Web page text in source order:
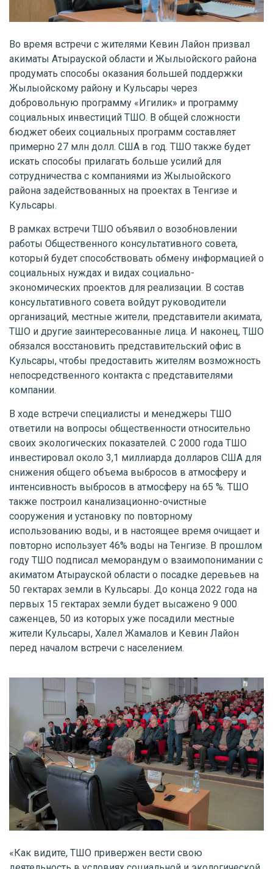
Во время встречи с жителями Кевин Лайон призвал
акиматы Атырауской области и Жылыойского района
продумать способы оказания большей поддержки
Жылыойскому району и Кульсары через
добровольную программу «Игилик» и программу
социальных инвестиций ТШО. В общей сложности
бюджет обеих социальных программ составляет
примерно 27 млн долл. США в год. ТШО также будет
искать способы прилагать больше усилий для
сотрудничества с компаниями из Жылыойского
района задействованных на проектах в Тенгизе и
Кульсары.
В рамках встречи ТШО объявил о возобновлении
работы Общественного консультативного совета,
который будет способствовать обмену информацией о
социальных нуждах и видах социально-
экономических проектов для реализации. В состав
консультативного совета войдут руководители
организаций, местные жители, представители акимата,
ТШО и другие заинтересованные лица. И наконец, ТШО
обязался восстановить представительский офис в
Кульсары, чтобы предоставить жителям возможность
непосредственного контакта с представителями
компании.
В ходе встречи специалисты и менеджеры ТШО
ответили на вопросы общественности относительно
своих экологических показателей. С 2000 года ТШО
инвестировал около 3,1 миллиарда долларов США для
снижения общего объема выбросов в атмосферу и
интенсивность выбросов в атмосферу на 65 %. ТШО
также построил канализационно-очистные
сооружения и установку по повторному
использованию воды, и в настоящее время очищает и
повторно использует 46% воды на Тенгизе. В прошлом
году ТШО подписал меморандум о взаимопонимании с
акиматом Атырауской области о посадке деревьев на
50 гектарах земли в Кульсары. До конца 2022 года на
первых 15 гектарах земли будет высажено 9 000
саженцев, 50 из которых уже посадили местные
жители Кульсары, Халел Жамалов и Кевин Лайон
перед началом встречи с населением.
«Как видите, ТШО привержен вести свою